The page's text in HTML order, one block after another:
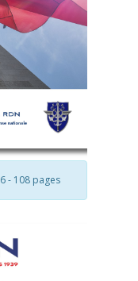
- 108 pages